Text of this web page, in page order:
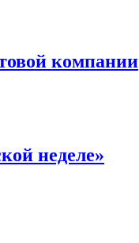
компании
неделе»